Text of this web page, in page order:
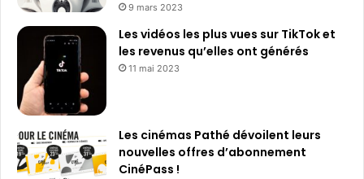
9 mars 2023
Les vidéos les plus vues sur TikTok et
les revenus qu’elles ont générés
11 mai 2023
Les cinémas Pathé dévoilent leurs
nouvelles offres d’abonnement
CinéPass !